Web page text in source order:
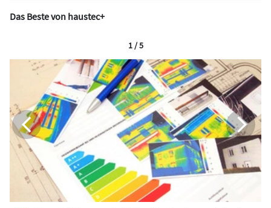
Das Beste von haustec+
1 / 5